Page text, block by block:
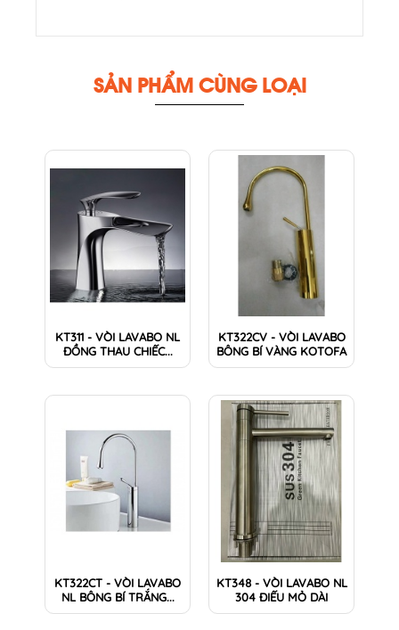
SẢN PHẨM CÙNG LOẠI
KT311 - VÒI LAVABO NL
ĐỒNG THAU CHIẾC...
KT322CV - VÒI LAVABO
BÔNG BÍ VÀNG KOTOFA
KT322CT - VÒI LAVABO
NL BÔNG BÍ TRẮNG...
KT348 - VÒI LAVABO NL
304 ĐIẾU MỎ DÀI